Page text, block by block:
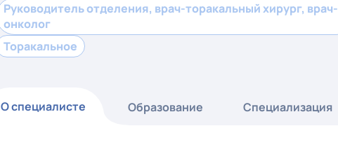
Руководитель отделения, врач-торакальный хирург, врач-
онколог
Торакальное
О специалисте Образование Специализация